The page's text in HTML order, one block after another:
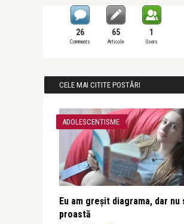
26
Comments
65
Articole
1
Users
CELE MAI CITITE POSTĂRI
ADOLESCENTISME
Eu am greșit diagrama, dar nu
proastă